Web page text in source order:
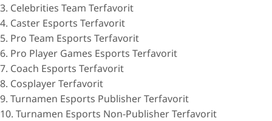
3. Celebrities Team Terfavorit
4. Caster Esports Terfavorit
5. Pro Team Esports Terfavorit
6. Pro Player Games Esports Terfavorit
7. Coach Esports Terfavorit
8. Cosplayer Terfavorit
9. Turnamen Esports Publisher Terfavorit
10. Turnamen Esports Non-Publisher Terfavorit